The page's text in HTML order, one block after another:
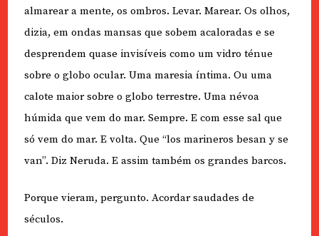
almarear a mente, os ombros. Levar. Marear. Os olhos,
dizia, em ondas mansas que sobem acaloradas e se
desprendem quase invisíveis como um vidro ténue
sobre o globo ocular. Uma maresia íntima. Ou uma
calote maior sobre o globo terrestre. Uma névoa
húmida que vem do mar. Sempre. E com esse sal que
só vem do mar. E volta. Que “los marineros besan y se
van”. Diz Neruda. E assim também os grandes barcos.
Porque vieram, pergunto. Acordar saudades de
séculos.